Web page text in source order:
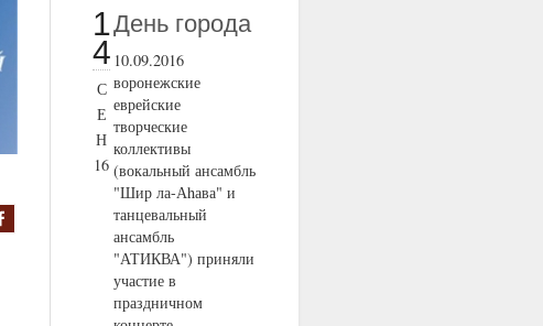
1
4
С
Е
Н
16
День города
10.09.2016
воронежские
еврейские
творческие
коллективы
(вокальный ансамбль
"Шир ла-Аhава" и
танцевальный
ансамбль
"АТИКВА") приняли
участие в
праздничном